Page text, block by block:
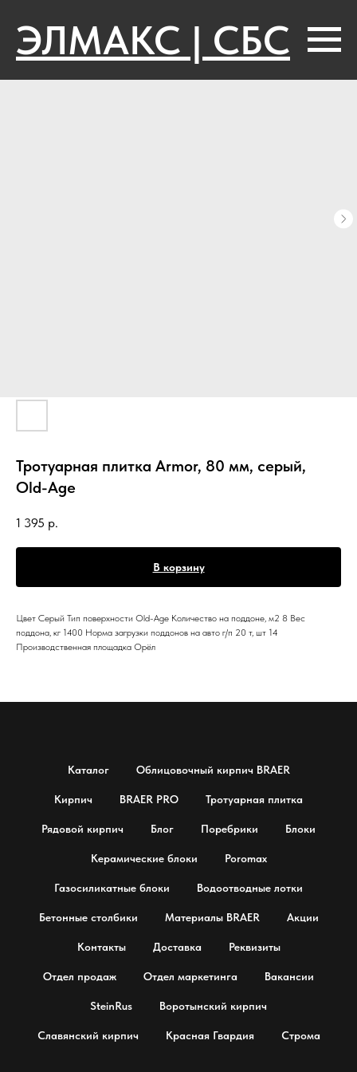
ЭЛМАКС | СБС
Тротуарная плитка Armor, 80 мм, серый,
Old-Age
1 395 р.
В корзину
Цвет Серый Тип поверхности Old-Age Количество на поддоне, м2 8 Вес
поддона, кг 1400 Норма загрузки поддонов на авто г/п 20 т, шт 14
Производственная площадка Орёл
Каталог Облицовочный кирпич BRAER
Кирпич BRAER PRO Тротуарная плитка
Рядовой кирпич Блог Поребрики Блоки
Керамические блоки Poromax
Газосиликатные блоки Водоотводные лотки
Бетонные столбики Материалы BRAER Акции
Контакты Доставка Реквизиты
Отдел продаж Отдел маркетинга Вакансии
SteinRus Воротынский кирпич
Славянский кирпич Красная Гвардия Строма